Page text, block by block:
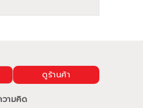
ดูร้านค้า
วามคิด